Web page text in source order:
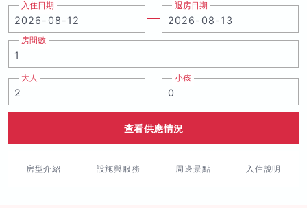
入住日期 退房日期
房間數
大人 小孩
查看供應情況
房型介紹 設施與服務 周邊景點 入住說明